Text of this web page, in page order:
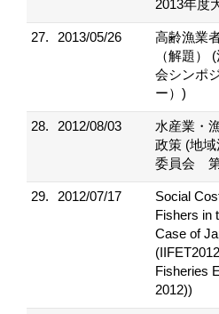
2013年度
27. 2013/05/26
高齢漁業
（解題）
会シンポ
ー）)
28. 2012/08/03
水産業・
政策 (地域
委員会
29. 2012/07/17
Social
Fishers in
Case of
Fisheries
2012))